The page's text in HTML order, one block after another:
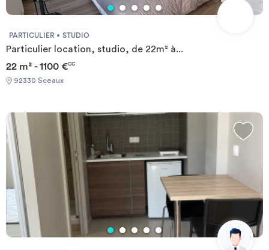
PARTICULIER STUDIO
Particulier location, studio, de 22m² à...
22 m² - 1100 €CC
92330 Sceaux